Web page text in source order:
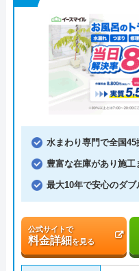
水まわり専門で全国45
豊富な在庫があり施工
最大10年で安心のダブ
公式サイトで
料金詳細を見る